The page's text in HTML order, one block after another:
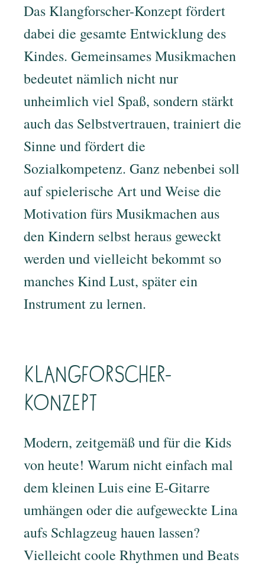
Das Klangforscher-Konzept fördert
dabei die gesamte Entwicklung des
Kindes. Gemeinsames Musikmachen
bedeutet nämlich nicht nur
unheimlich viel Spaß, sondern stärkt
auch das Selbstvertrauen, trainiert die
Sinne und fördert die
Sozialkompetenz. Ganz nebenbei soll
auf spielerische Art und Weise die
Motivation fürs Musikmachen aus
den Kindern selbst heraus geweckt
werden und vielleicht bekommt so
manches Kind Lust, später ein
Instrument zu lernen.
Klangforscher-
Konzept
Modern, zeitgemäß und für die Kids
von heute! Warum nicht einfach mal
dem kleinen Luis eine E-Gitarre
umhängen oder die aufgeweckte Lina
aufs Schlagzeug hauen lassen?
Vielleicht coole Rhythmen und Beats